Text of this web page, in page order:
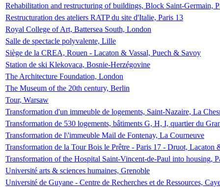
Rehabilitation and restructuring of buildings, Block Saint-Germain,
Restructuration des ateliers RATP du site d'Italie, Paris 13
Royal College of Art, Battersea South, London
Salle de spectacle polyvalente, Lille
Siège de la CREA, Rouen - Lacaton & Vassal, Puech & Savoy
Station de ski Klekovaca, Bosnie-Herzégovine
The Architecture Foundation, London
The Museum of the 20th century, Berlin
Tour, Warsaw
Transformation d'un immeuble de logements, Saint-Nazaire, La
Transformation de 530 logements, bâtiments G, H, I, quartier du
Transformation de l\'immeuble Mail de Fontenay, La Courneuve
Transformation de la Tour Bois le Prêtre - Paris 17 - Druot, Lacaton
Transformation of the Hospital Saint-Vincent-de-Paul into housing,
Université arts & sciences humaines, Grenoble
Université de Guyane - Centre de Recherches et de Ressources,